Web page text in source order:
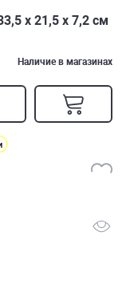
х 21,5 х 7,2 см
Наличие в магазинах